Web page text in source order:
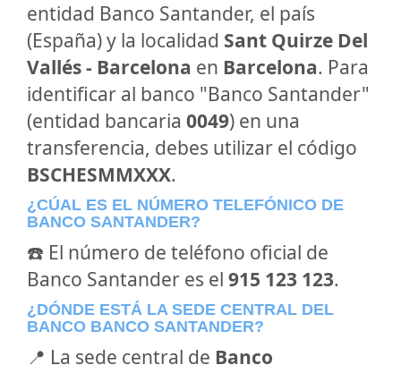
entidad Banco Santander, el país
(España) y la localidad Sant Quirze Del
Vallés - Barcelona en Barcelona. Para
identificar al banco "Banco Santander"
(entidad bancaria 0049) en una
transferencia, debes utilizar el código
BSCHESMMXXX.
¿CÚAL ES EL NÚMERO TELEFÓNICO DE
BANCO SANTANDER?
☎️ El número de teléfono oficial de
Banco Santander es el 915 123 123.
¿DÓNDE ESTÁ LA SEDE CENTRAL DEL
BANCO BANCO SANTANDER?
📍 La sede central de Banco